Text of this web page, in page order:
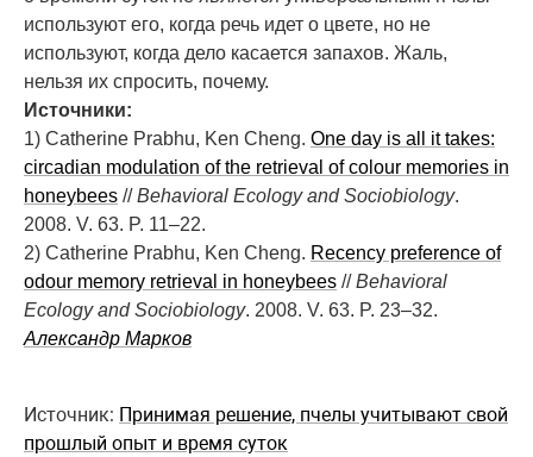
используют его, когда речь идет о цвете, но не
используют, когда дело касается запахов. Жаль,
нельзя их спросить, почему.
Источники:
1) Catherine Prabhu, Ken Cheng. One day is all it takes:
circadian modulation of the retrieval of colour memories in
honeybees //Behavioral Ecology and Sociobiology.
2008. V. 63. P. 11–22.
2) Catherine Prabhu, Ken Cheng. Recency preference of
odour memory retrieval in honeybees //Behavioral
Ecology and Sociobiology. 2008. V. 63. P. 23–32.
Александр Марков
Источник: Принимая решение, пчелы учитывают свой
прошлый опыт и время суток